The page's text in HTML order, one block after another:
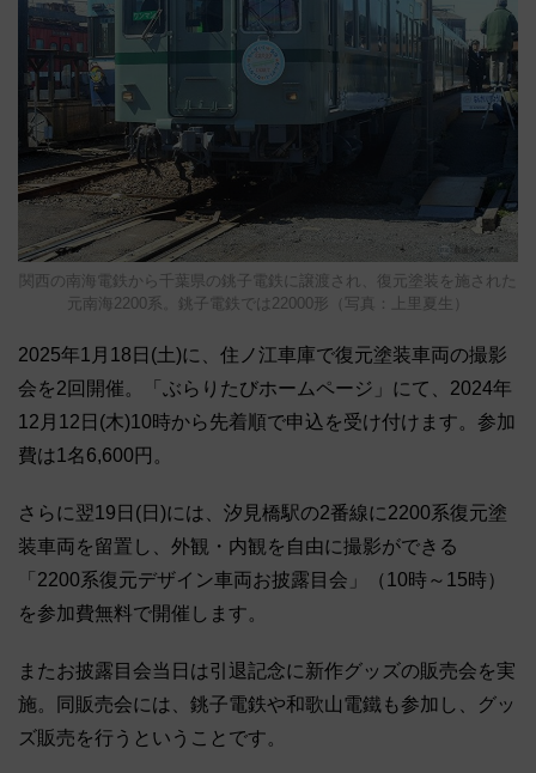
関西の南海電鉄から千葉県の銚子電鉄に譲渡され、復元塗装を施された
元南海2200系。銚子電鉄では22000形（写真：上里夏生）
2025年1月18日(土)に、住ノ江車庫で復元塗装車両の撮影
会を2回開催。「ぶらりたびホームページ」にて、2024年
12月12日(木)10時から先着順で申込を受け付けます。参加
費は1名6,600円。
さらに翌19日(日)には、汐見橋駅の2番線に2200系復元塗
装車両を留置し、外観・内観を自由に撮影ができる
「2200系復元デザイン車両お披露目会」（10時～15時）
を参加費無料で開催します。
またお披露目会当日は引退記念に新作グッズの販売会を実
施。同販売会には、銚子電鉄や和歌山電鐵も参加し、グッ
ズ販売を行うということです。